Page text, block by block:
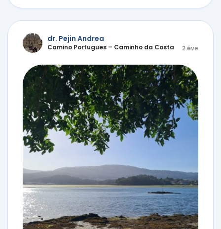
dr. Pejin Andrea
Camino Portugues – Caminho da Costa 2 éve